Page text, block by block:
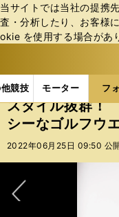
当サイトでは当社の提携
査・分析したり、お客様
okie を使⽤する場合があ
競技 モーター フ
b
ス
ポ
ル
バ
フォトギャラリー
スタイル抜群！
シーなゴルフウ
2022年06月25日 09:50 公